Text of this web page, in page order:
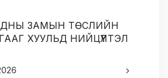
ЗАМЫН ТӨСЛИЙН
ХУУЛЬД НИЙЦҮҮЛТЭЛ